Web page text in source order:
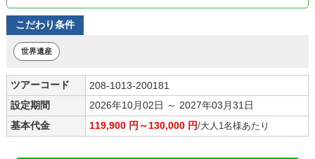
こだわり条件
世界遺産
ツアーコード
208-1013-200181
設定期間
2026年10月02日 ～ 2027年03月31日
基本代金
119,900 円～130,000 円/大人1名様あたり